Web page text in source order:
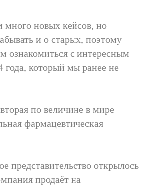
новых кейсов, но
и о старых, поэтому
ознакомиться с интересным
года, который мы ранее не
по величине в мире
фармацевтическая
представительство открылось
продаёт на